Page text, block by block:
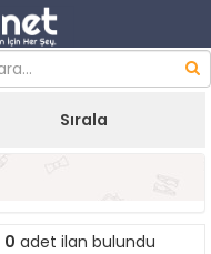
Sırala
0 adet ilan bulundu